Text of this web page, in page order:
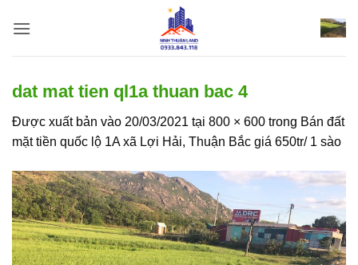
qua
dat mat tien ql1a thuan bac 4
Được xuất bản vào 20/03/2021 tại 800 × 600 trong Bán đất
mặt tiền quốc lộ 1A xã Lợi Hải, Thuận Bắc giá 650tr/ 1 sào